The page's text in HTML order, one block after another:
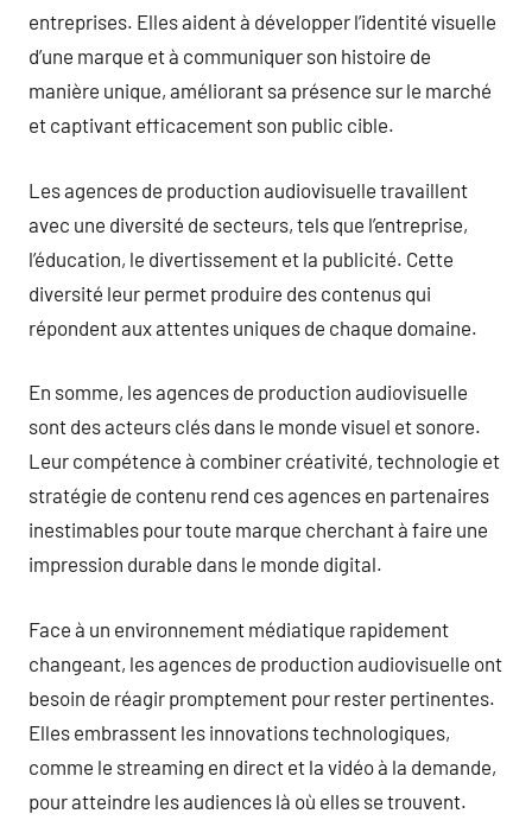
entreprises. Elles aident à développer l’identité visuelle
d’une marque et à communiquer son histoire de
manière unique, améliorant sa présence sur le marché
et captivant efficacement son public cible.
Les agences de production audiovisuelle travaillent
avec une diversité de secteurs, tels que l’entreprise,
l’éducation, le divertissement et la publicité. Cette
diversité leur permet produire des contenus qui
répondent aux attentes uniques de chaque domaine.
En somme, les agences de production audiovisuelle
sont des acteurs clés dans le monde visuel et sonore.
Leur compétence à combiner créativité, technologie et
stratégie de contenu rend ces agences en partenaires
inestimables pour toute marque cherchant à faire une
impression durable dans le monde digital.
Face à un environnement médiatique rapidement
changeant, les agences de production audiovisuelle ont
besoin de réagir promptement pour rester pertinentes.
Elles embrassent les innovations technologiques,
comme le streaming en direct et la vidéo à la demande,
pour atteindre les audiences là où elles se trouvent.